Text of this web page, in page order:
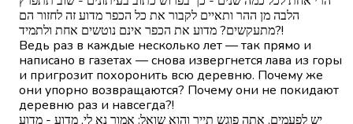
הלבה מן ההר ותאיים לקבור את כל הכפר מדוע זה לחזור הם
מתעקשים? מדוע את הכפר אינם נוטשים אחת ולתמיד?!
Ведь раз в каждые несколько лет — так прямо и
написано в газетах — снова извергнется лава из горы
и пригрозит похоронить всю деревню. Почему же
они упорно возвращаются? Почему они не покидают
деревню раз и навсегда?!
יש לפעמים, אתה פוגש תייר והוא שואל: אמור נא לי, מדוע - מדוע